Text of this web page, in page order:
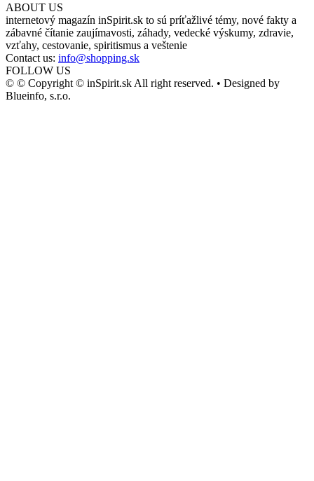
ABOUT US
internetový magazín inSpirit.sk to sú príťažlivé témy, nové fakty a
zábavné čítanie zaujímavosti, záhady, vedecké výskumy, zdravie,
vzťahy, cestovanie, spiritismus a veštenie
Contact us: info@shopping.sk
FOLLOW US
© © Copyright © inSpirit.sk All right reserved. • Designed by
Blueinfo, s.r.o.